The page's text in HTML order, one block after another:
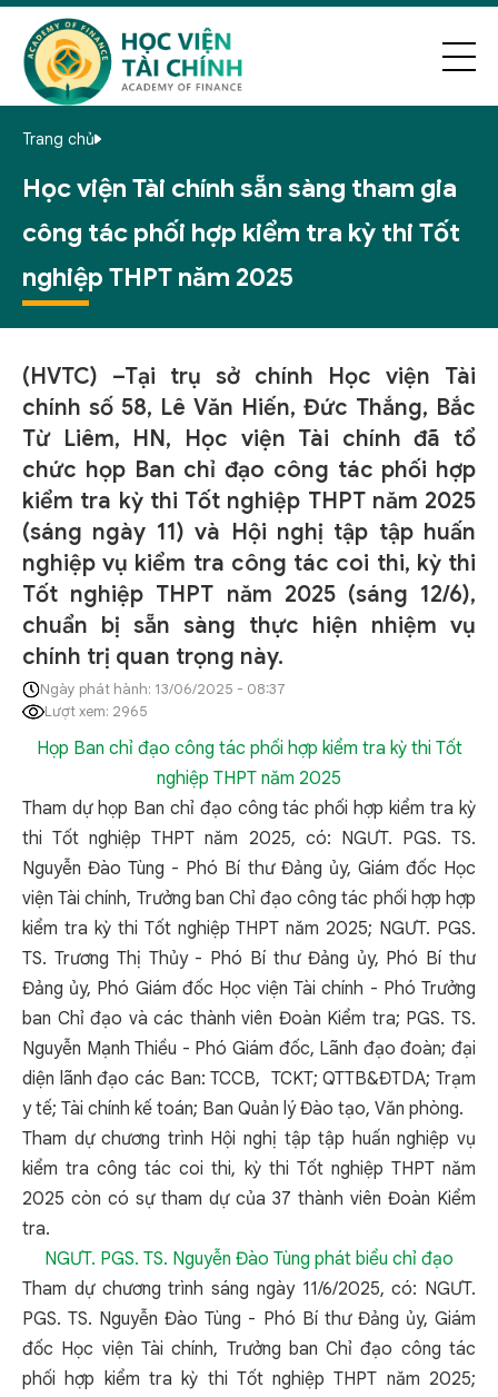
Trang chủ
Học viện Tài chính sẵn sàng tham gia
công tác phối hợp kiểm tra kỳ thi Tốt
nghiệp THPT năm 2025
(HVTC) –Tại trụ sở chính Học viện Tài
chính số 58, Lê Văn Hiến, Đức Thắng, Bắc
Từ Liêm, HN, Học viện Tài chính đã tổ
chức họp Ban chỉ đạo công tác phối hợp
kiểm tra kỳ thi Tốt nghiệp THPT năm 2025
(sáng ngày 11) và Hội nghị tập tập huấn
nghiệp vụ kiểm tra công tác coi thi, kỳ thi
Tốt nghiệp THPT năm 2025 (sáng 12/6),
chuẩn bị sẵn sàng thực hiện nhiệm vụ
chính trị quan trọng này.
Ngày phát hành: 13/06/2025 - 08:37
Lượt xem: 2965
Họp Ban chỉ đạo công tác phối hợp kiểm tra kỳ thi Tốt
nghiệp THPT năm 2025
Tham dự họp Ban chỉ đạo công tác phối hợp kiểm tra kỳ
thi Tốt nghiệp THPT năm 2025, có: NGƯT. PGS. TS.
Nguyễn Đào Tùng - Phó Bí thư Đảng ủy, Giám đốc Học
viện Tài chính, Trưởng ban Chỉ đạo công tác phối hợp hợp
kiểm tra kỳ thi Tốt nghiệp THPT năm 2025; NGƯT. PGS.
TS. Trương Thị Thủy - Phó Bí thư Đảng ủy, Phó Bí thư
Đảng ủy, Phó Giám đốc Học viện Tài chính - Phó Trưởng
ban Chỉ đạo và các thành viên Đoàn Kiểm tra; PGS. TS.
Nguyễn Mạnh Thiều - Phó Giám đốc, Lãnh đạo đoàn; đại
diện lãnh đạo các Ban: TCCB, TCKT; QTTB&ĐTDA; Trạm
y tế; Tài chính kế toán; Ban Quản lý Đào tạo, Văn phòng.
Tham dự chương trình Hội nghị tập tập huấn nghiệp vụ
kiểm tra công tác coi thi, kỳ thi Tốt nghiệp THPT năm
2025 còn có sự tham dự của 37 thành viên Đoàn Kiểm
tra.
NGƯT. PGS. TS. Nguyễn Đào Tùng phát biểu chỉ đạo
Tham dự chương trình sáng ngày 11/6/2025, có: NGƯT.
PGS. TS. Nguyễn Đào Tùng - Phó Bí thư Đảng ủy, Giám
đốc Học viện Tài chính, Trưởng ban Chỉ đạo công tác
phối hợp kiểm tra kỳ thi Tốt nghiệp THPT năm 2025;